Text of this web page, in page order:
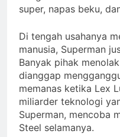
super, napas beku,
Di tengah usahanya
manusia, Superman
Banyak pihak
dianggap
memanas ketika Lex
miliarder teknologi
Superman, mencoba
Steel selamanya.